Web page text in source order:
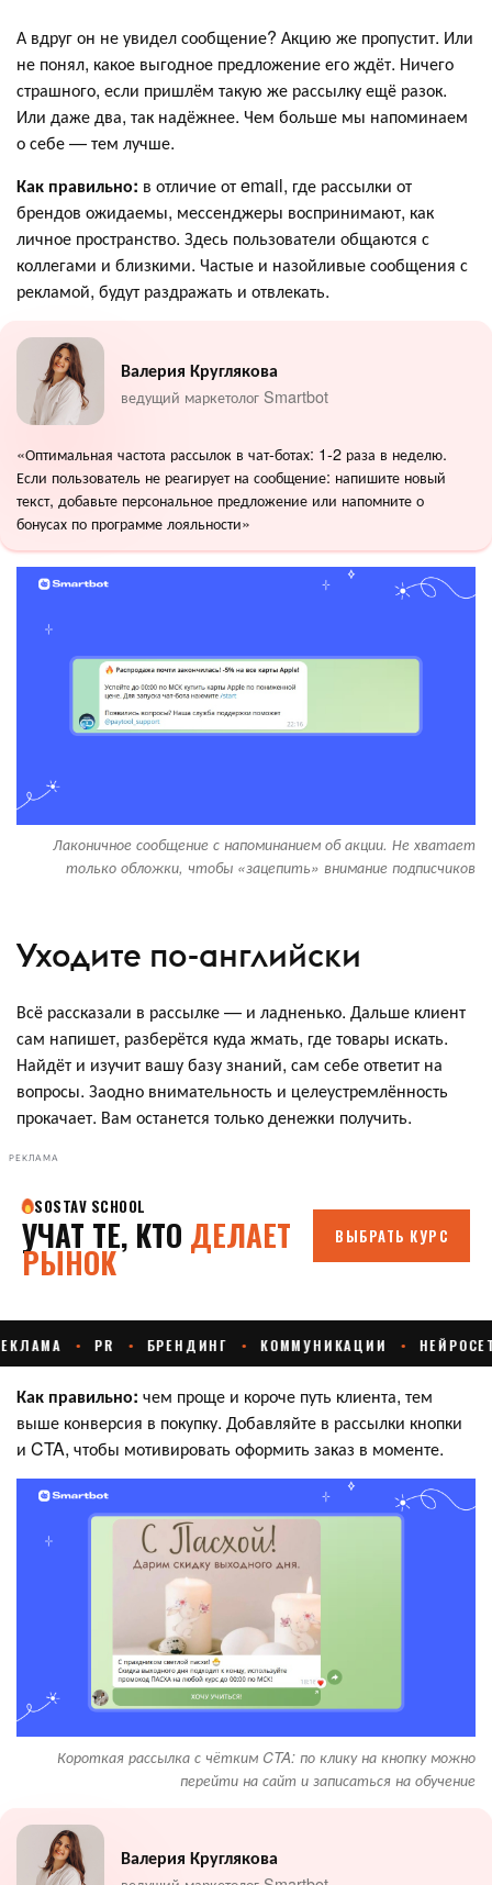
А вдруг он не увидел сообщение? Акцию же пропустит. Или
не понял, какое выгодное предложение его ждёт. Ничего
страшного, если пришлём такую же рассылку ещё разок.
Или даже два, так надёжнее. Чем больше мы напоминаем
о себе — тем лучше.
Как правильно: в отличие от email, где рассылки от
брендов ожидаемы, мессенджеры воспринимают, как
личное пространство. Здесь пользователи общаются с
коллегами и близкими. Частые и назойливые сообщения с
рекламой, будут раздражать и отвлекать.
Валерия Круглякова
ведущий маркетолог Smartbot
«Оптимальная частота рассылок в чат-ботах: 1-2 раза в неделю.
Если пользователь не реагирует на сообщение: напишите новый
текст, добавьте персональное предложение или напомните о
бонусах по программе лояльности»
Лаконичное сообщение с напоминанием об акции. Не хватает
только обложки, чтобы «зацепить» внимание подписчиков
Уходите по-английски
Всё рассказали в рассылке — и ладненько. Дальше клиент
сам напишет, разберётся куда жмать, где товары искать.
Найдёт и изучит вашу базу знаний, сам себе ответит на
вопросы. Заодно внимательность и целеустремлённость
прокачает. Вам останется только денежки получить.
РЕКЛАМА
Как правильно: чем проще и короче путь клиента, тем
выше конверсия в покупку. Добавляйте в рассылки кнопки
и CTA, чтобы мотивировать оформить заказ в моменте.
Короткая рассылка с чётким CTA: по клику на кнопку можно
перейти на сайт и записаться на обучение
Валерия Круглякова